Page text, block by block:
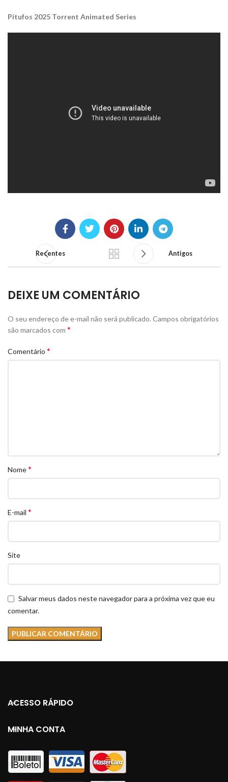
Pitufos 2025 Torrent Animated Series
Recentes Antigos
DEIXE UM COMENTÁRIO
O seu endereço de e-mail não será publicado. Campos obrigatórios
são marcados com *
Comentário *
Nome*
E-mail *
Site
Salvar meus dados neste navegador para a próxima vez que eu
comentar.
ACESSO RÁPIDO
MINHA CONTA